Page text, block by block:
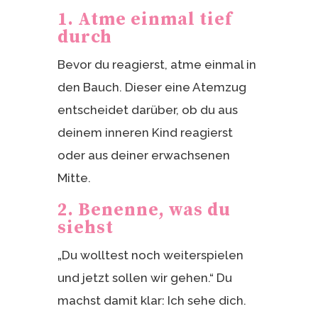
1. Atme einmal tief
durch
Bevor du reagierst, atme einmal in
den Bauch. Dieser eine Atemzug
entscheidet darüber, ob du aus
deinem inneren Kind reagierst
oder aus deiner erwachsenen
Mitte.
2. Benenne, was du
siehst
„Du wolltest noch weiterspielen
und jetzt sollen wir gehen.“ Du
machst damit klar: Ich sehe dich.